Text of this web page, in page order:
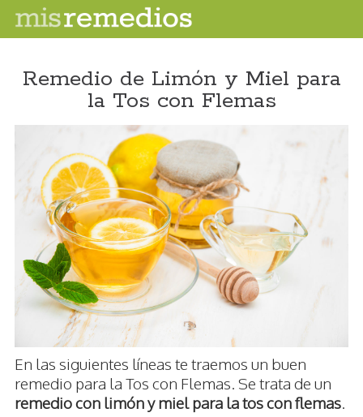
Remedio de Limón y Miel para
la Tos con Flemas
En las siguientes líneas te traemos un buen
remedio para la Tos con Flemas. Se trata de un
remedio con limón y miel para la tos con flemas